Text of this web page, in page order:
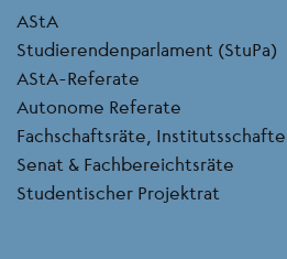
AStA
Studierendenparlament (StuPa)
AStA-Referate
Autonome Referate
Fachschaftsräte,
Senat & Fachbereichtsräte
Studentischer Projektrat